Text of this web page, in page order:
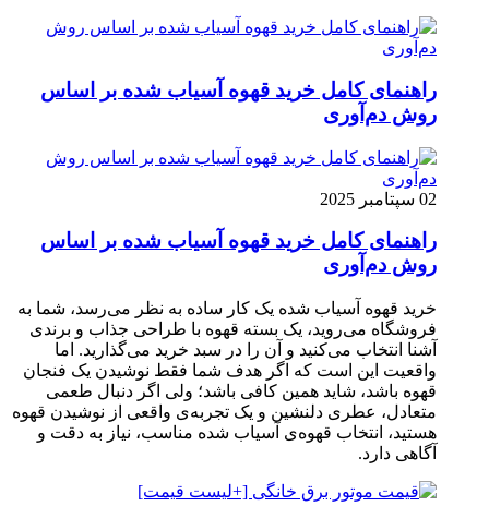
راهنمای کامل خرید قهوه آسیاب شده بر اساس
روش دم‌آوری
02 سپتامبر 2025
راهنمای کامل خرید قهوه آسیاب شده بر اساس
روش دم‌آوری
خرید قهوه آسیاب شده یک کار ساده به نظر می‌رسد، شما به
فروشگاه می‌روید، یک بسته قهوه با طراحی جذاب و برندی
آشنا انتخاب می‌کنید و آن را در سبد خرید می‌گذارید. اما
واقعیت این است که اگر هدف شما فقط نوشیدن یک فنجان
قهوه باشد، شاید همین کافی باشد؛ ولی اگر دنبال طعمی
متعادل، عطری دلنشین و یک تجربه‌ی واقعی از نوشیدن قهوه
هستید، انتخاب قهوه‌ی آسیاب شده مناسب، نیاز به دقت و
آگاهی دارد.